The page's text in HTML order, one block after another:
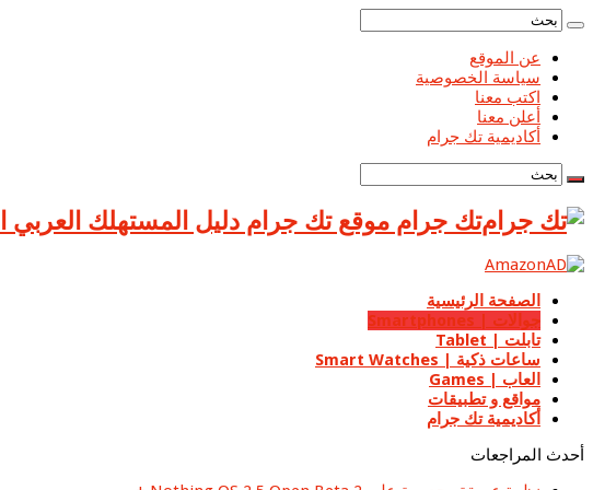
عن الموقع
سياسة الخصوصية
اكتب معنا
أعلن معنا
أكاديمية تك جرام
تك جرام موقع تك جرام دليل المستهلك العربي
الصفحة الرئيسية
جوالات | Smartphones
تابلت | Tablet
ساعات ذكية | Smart Watches
العاب | Games
مواقع و تطبيقات
أكاديمية تك جرام
أحدث المراجعات